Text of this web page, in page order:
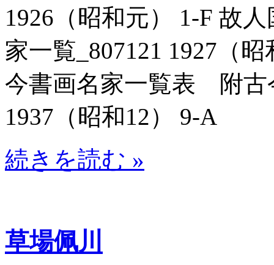
1926（昭和元） 1-F 故
家一覧_807121 1927（
今書画名家一覧表 附古
1937（昭和12） 9-A
続きを読む »
草場佩川